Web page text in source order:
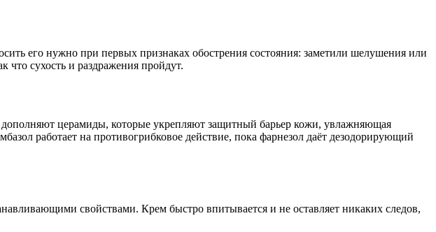
его нужно при первых признаках обострения состояния: заметили шелушения или
что сухость и раздражения пройдут.
дополняют церамиды, которые укрепляют защитный барьер кожи, увлажняющая
работает на противогрибковое действие, пока фарнезол даёт дезодорирующий
свойствами. Крем быстро впитывается и не оставляет никаких следов,